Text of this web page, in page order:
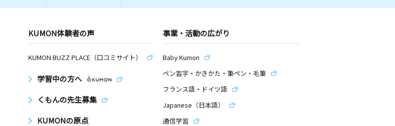
KUMON体験者の声
KUMON BUZZ PLACE（口コミサイト）
学習中の方へ
くもんの先生募集
KUMONの原点
事業・活動の広がり
Baby Kumon
ペン習字・かきかた・筆ペン・毛筆
フランス語・ドイツ語
Japanese（日本語）
通信学習